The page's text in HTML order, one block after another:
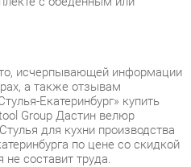
исчерпывающей информации
а также отзывам
Екатеринбург» купить
Group Дастин велюр
для кухни производства
по цене со скидкой
составит труда.
ежедневно. Товары из
в Екатеринбурге вы
с момента оформления
заказать подъём на этаж